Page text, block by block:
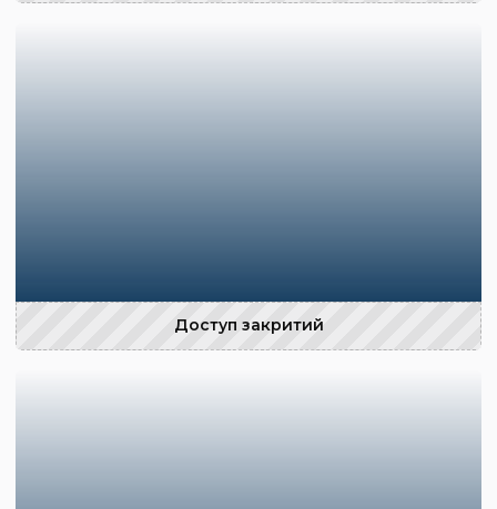
Доступ закритий